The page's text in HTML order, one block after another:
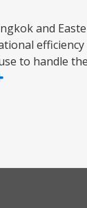
and
to handle